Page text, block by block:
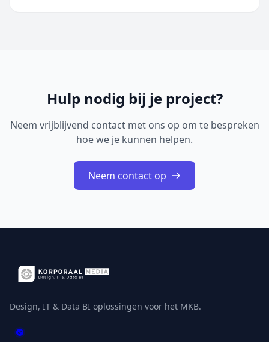
Hulp nodig bij je project?
Neem vrijblijvend contact met ons op om te bespreken
hoe we je kunnen helpen.
Neem contact op
Design, IT & Data BI oplossingen voor het MKB.